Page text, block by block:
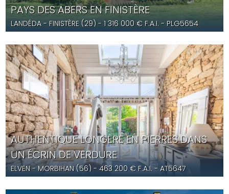
PAYS DES ABERS EN FINISTÈRE
LANDÉDA- FINISTÈRE (29) -1 316 000 € F.A.I. - PLG5654
AUTHENTIQUE LONGÈRE EN PIERRES DANS
UN ÉCRIN DE VERDURE
ELVEN- MORBIHAN (56) -463 200 € F.A.I. - AT5647